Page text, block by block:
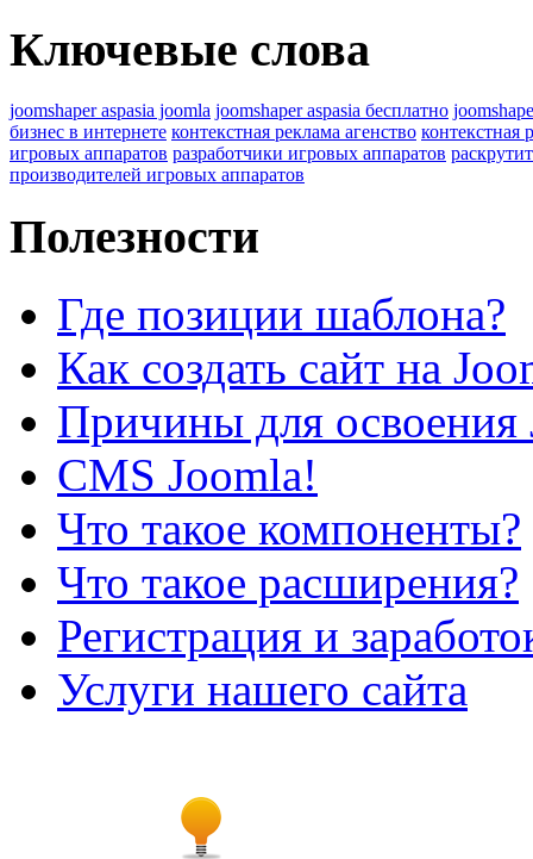
Ключевые слова
joomshaper aspasia joomla joomshaper aspasia бесплатно
бизнес в интернете контекстная реклама агенство контекстная
игровых аппаратов разработчики игровых аппаратов
производителей игровых аппаратов
Полезности
Где позиции шаблона?
Как создать сайт на
Причины для освоения
CMS Joomla!
Что такое компоненты?
Что такое расширения?
Регистрация и
Услуги нашего сайта